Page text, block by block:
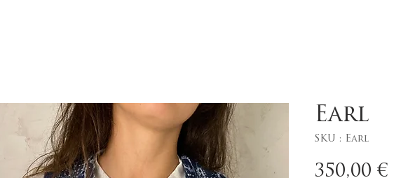
Earl
SKU : Earl
350,00 €